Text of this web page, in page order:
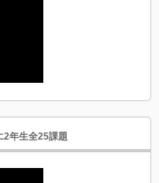
2年生全25課題